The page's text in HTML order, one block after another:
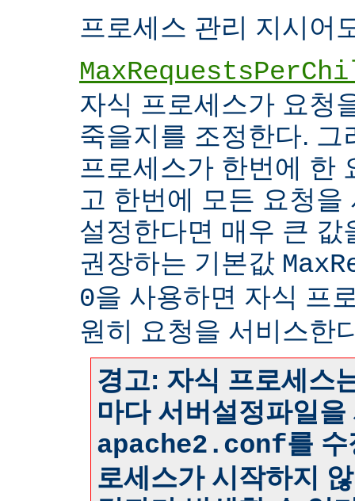
프로세스 관리 지시어
자식 프로세스가 요청
죽을지를 조정한다. 그
프로세스가 한번에 한
고 한번에 모든 요청
설정한다면 매우 큰 값
권장하는 기본값
0을 사용하면 자식 프
원히 요청을 서비스한
경고: 자식 프로세스
마다 서버설정파일
apache2.conf를
로세스가 시작하지